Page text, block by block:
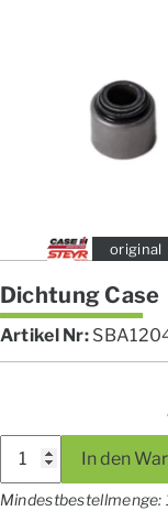
original
Dichtung Case
Artikel Nr:
In den
Mindestbestellmenge: